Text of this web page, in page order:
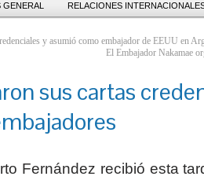
GENERAL RELACIONES
y asumió como embajador de EEUU en
El Embajador Nakamae
sus cartas
Fernández recibió esta